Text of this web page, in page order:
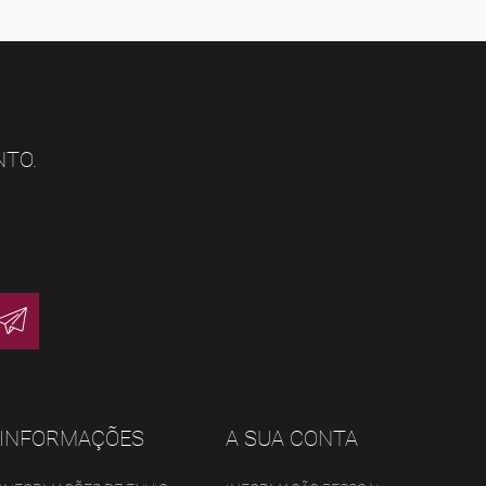
INFORMAÇÕES A SUA CONTA